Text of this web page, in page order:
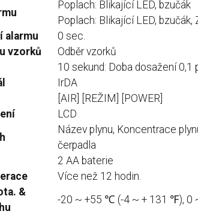
Poplach: Blikající LED, bzučák
Poplach: Blikající LED,
alarmu
0 sec.
vzorků
Odběr vzorků
10 sekund: Doba dosažení 0,1
IrDA
[AIR] [REŽIM] [POWER]
LCD
Název plynu, Koncentrace
čerpadla
2 AA baterie
Více než 12 hodin.
&
-20 ~ +55 ℃ (-4 ~ + 131 ℉), 0